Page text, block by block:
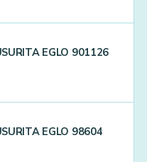
EGLO 901126
EGLO 98604